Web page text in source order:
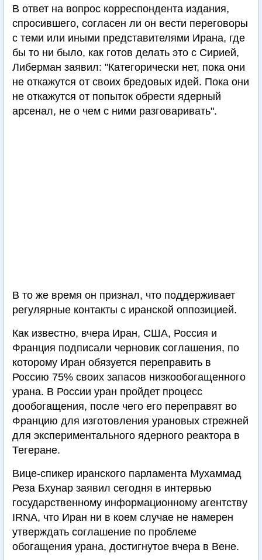
В ответ на вопрос корреспондента издания,
спросившего, согласен ли он вести переговоры
с теми или иными представителями Ирана, где
бы то ни было, как готов делать это с Сирией,
Либерман заявил: "Категорически нет, пока они
не откажутся от своих бредовых идей. Пока они
не откажутся от попыток обрести ядерный
арсенал, не о чем с ними разговаривать".
В то же время он признал, что поддерживает
регулярные контакты с иранской оппозицией.
Как известно, вчера Иран, США, Россия и
Франция подписали черновик соглашения, по
которому Иран обязуется переправить в
Россию 75% своих запасов низкообогащенного
урана. В России уран пройдет процесс
дообогащения, после чего его переправят во
Францию для изготовления урановых стрежней
для экспериментального ядерного реактора в
Тегеране.
Вице-спикер иранского парламента Мухаммад
Реза Бхунар заявил сегодня в интервью
государственному информационному агентству
IRNA, что Иран ни в коем случае не намерен
утверждать соглашение по проблеме
обогащения урана, достигнутое вчера в Вене.